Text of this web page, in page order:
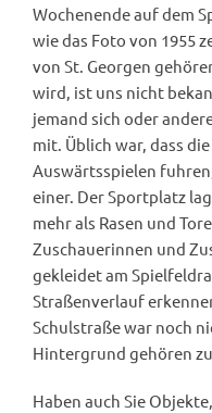
Wochenende auf dem
wie das Foto von 1955
von St. Georgen
wird, ist uns nicht
jemand sich oder
mit. Üblich war, dass
Auswärtsspielen
einer. Der Sportplatz
mehr als Rasen und
Zuschauerinnen und
gekleidet am
Straßenverlauf
Schulstraße war noch
Hintergrund gehören
Haben auch Sie